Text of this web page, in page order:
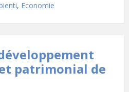
, Economie
patrimonial de